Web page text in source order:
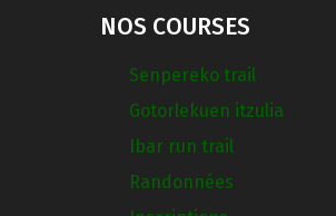
NOS COURSES
Senpereko trail
Gotorlekuen itzulia
Ibar run trail
Randonnées